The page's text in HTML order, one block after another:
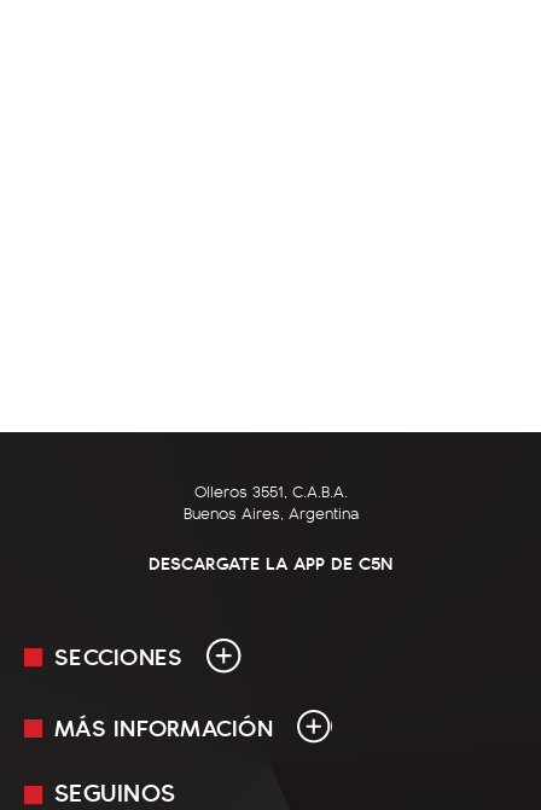
Olleros 3551, C.A.B.A.
Buenos Aires, Argentina
DESCARGATE LA APP DE C5N
SECCIONES
En Vivo
MÁS INFORMACIÓN
Mediakit
SEGUINOS